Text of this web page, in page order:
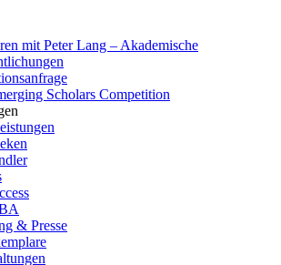
mit Peter Lang – Akademische
Scholars Competition
& Presse